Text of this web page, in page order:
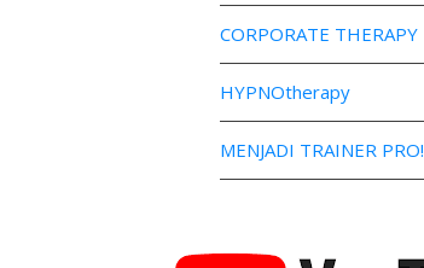
CORPORATE THERAPY
HYPNOtherapy
MENJADI TRAINER PRO!